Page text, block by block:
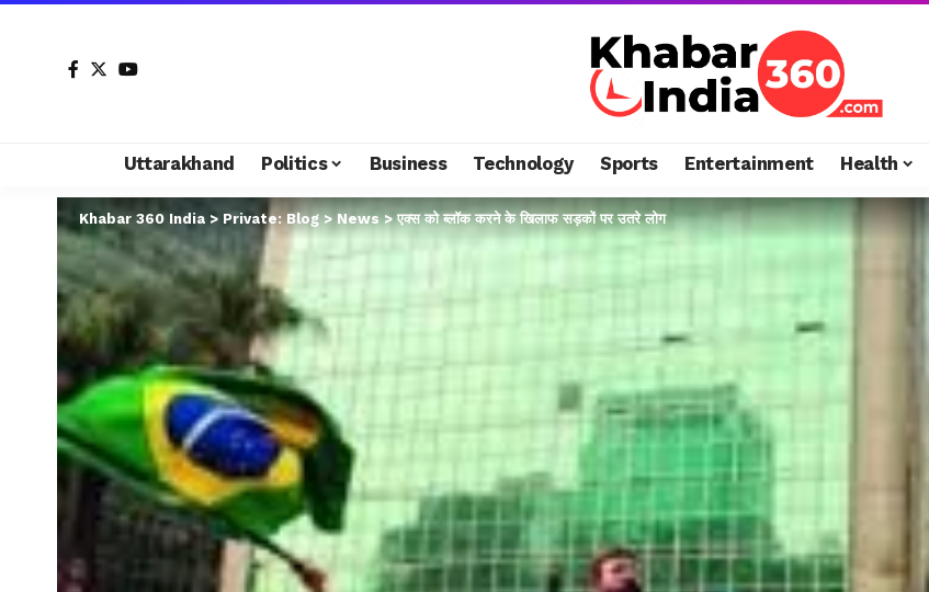
Uttarakhand Politics Business Technology Sports Entertainment Health
Khabar 360 India > Private: Blog > News>एक्स को ब्लॉक करने के खिलाफ सड़कों पर उतरे लोग